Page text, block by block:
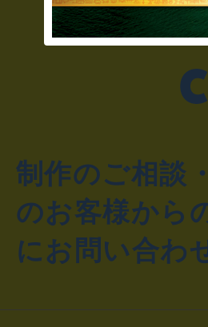
制作のご相談
のお客様から
にお問い合わ